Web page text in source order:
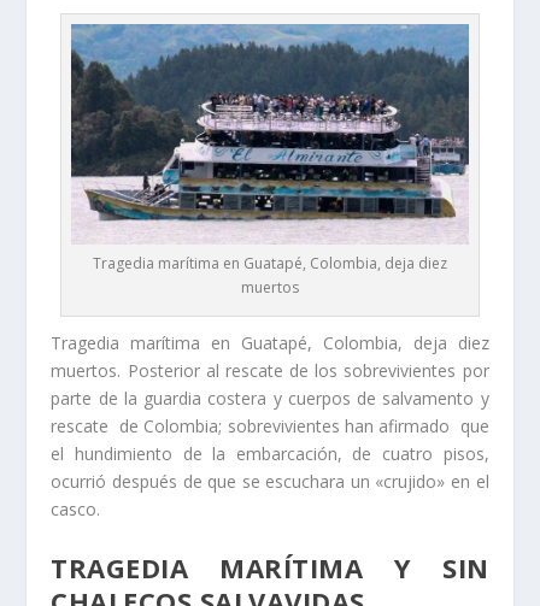
Tragedia marítima en Guatapé, Colombia, deja diez
muertos
Tragedia marítima en Guatapé, Colombia, deja diez
muertos. Posterior al rescate de los sobrevivientes por
parte de la guardia costera y cuerpos de salvamento y
rescate de Colombia; sobrevivientes han afirmado que
el hundimiento de la embarcación, de cuatro pisos,
ocurrió después de que se escuchara un «crujido» en el
casco.
TRAGEDIA MARÍTIMA Y SIN